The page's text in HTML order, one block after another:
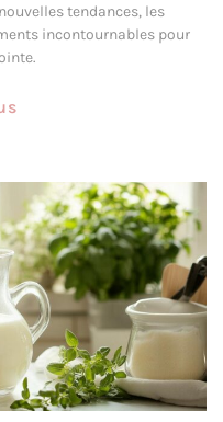
tendances, les
incontournables pour